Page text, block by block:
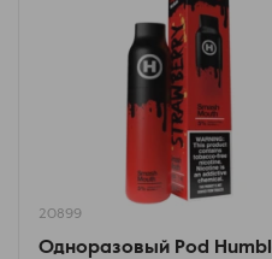
20899
Одноразовый Pod